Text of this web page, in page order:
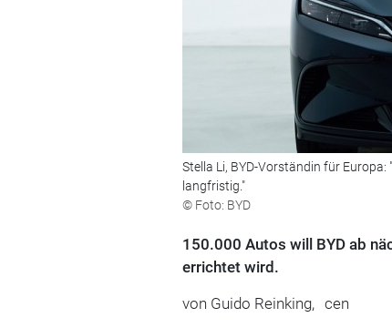
Stella Li, BYD-Vorständin für
langfristig."
© Foto: BYD
150.000 Autos will BYD ab
errichtet wird.
von Guido Reinking, cen